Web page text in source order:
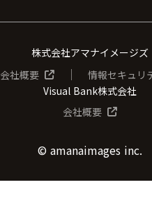
株式会社アマナイメージズ
会社概要
│
情報セキュリ
Visual Bank株式会社
会社概要
© amanaimages inc.